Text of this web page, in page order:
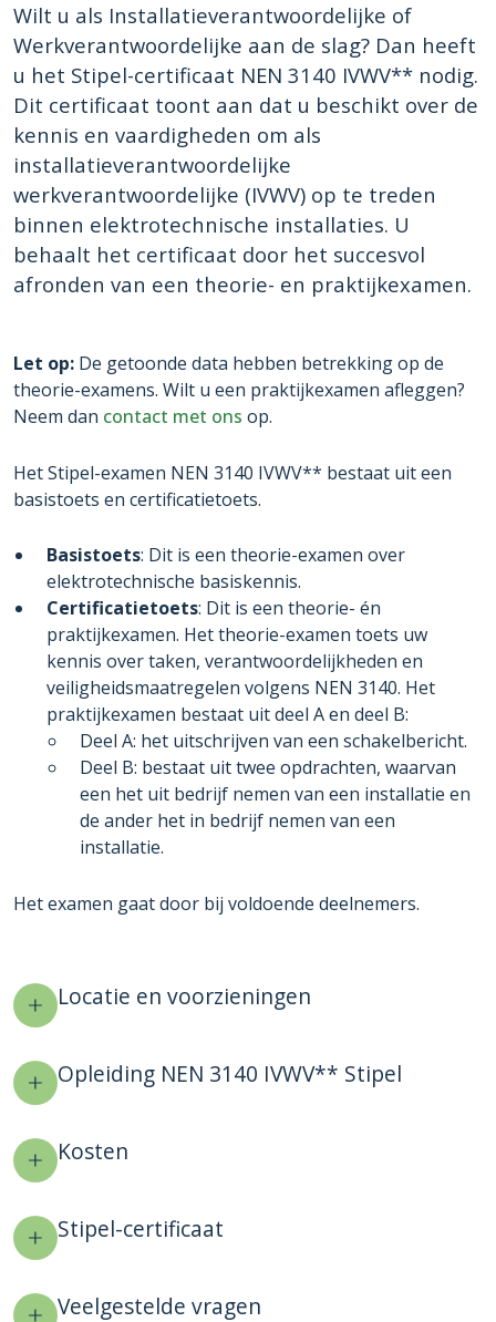
Wilt u als Installatieverantwoordelijke of
Werkverantwoordelijke aan de slag? Dan heeft
u het Stipel-certificaat NEN 3140 IVWV** nodig.
Dit certificaat toont aan dat u beschikt over de
kennis en vaardigheden om als
installatieverantwoordelijke
werkverantwoordelijke (IVWV) op te treden
binnen elektrotechnische installaties. U
behaalt het certificaat door het succesvol
afronden van een theorie- en praktijkexamen.
Let op: De getoonde data hebben betrekking op de
theorie-examens. Wilt u een praktijkexamen afleggen?
Neem dan contact met ons op.
Het Stipel-examen NEN 3140 IVWV** bestaat uit een
basistoets en certificatietoets.
Basistoets: Dit is een theorie-examen over
elektrotechnische basiskennis.
Certificatietoets: Dit is een theorie- én
praktijkexamen. Het theorie-examen toets uw
kennis over taken, verantwoordelijkheden en
veiligheidsmaatregelen volgens NEN 3140. Het
praktijkexamen bestaat uit deel A en deel B:
Deel A: het uitschrijven van een schakelbericht.
Deel B: bestaat uit twee opdrachten, waarvan
een het uit bedrijf nemen van een installatie en
de ander het in bedrijf nemen van een
installatie.
Het examen gaat door bij voldoende deelnemers.
Locatie en voorzieningen
Opleiding NEN 3140 IVWV** Stipel
Kosten
Stipel-certificaat
Veelgestelde vragen